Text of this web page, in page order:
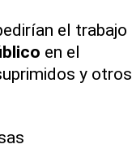
el trabajo
en el
y otros